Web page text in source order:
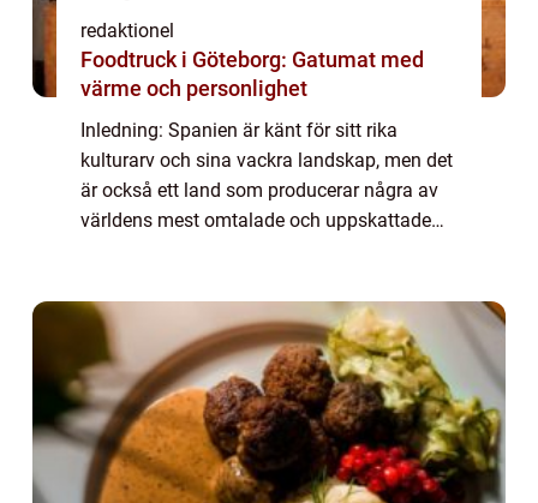
redaktionel
Foodtruck i Göteborg: Gatumat med
värme och personlighet
Inledning: Spanien är känt för sitt rika
kulturarv och sina vackra landskap, men det
är också ett land som producerar några av
världens mest omtalade och uppskattade